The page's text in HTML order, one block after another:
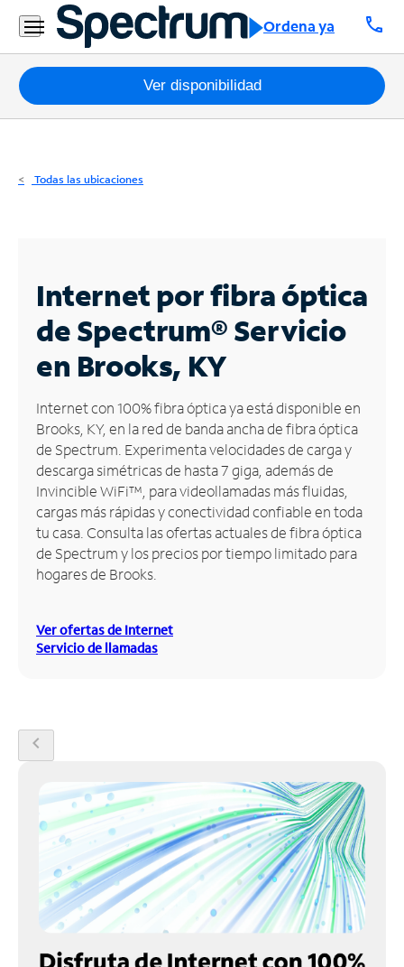
Ordena ya call
Residencial
Business
Paquetes
Internet
Business
Contáctanos
Inglés
Administrar
cuenta
Encuentra
una
tienda
Ver disponibilidad
Todas las ubicaciones
Internet por fibra óptica
de Spectrum®Servicio
en Brooks, KY
Internet con 100% fibra óptica ya está disponible en
Brooks, KY, en la red de banda ancha de fibra óptica
de Spectrum. Experimenta velocidades de carga y
descarga simétricas de hasta 7 giga, además de
Invincible WiFi™, para videollamadas más fluidas,
cargas más rápidas y conectividad confiable en toda
tu casa. Consulta las ofertas actuales de fibra óptica
de Spectrum y los precios por tiempo limitado para
hogares de Brooks.
Ver ofertas de Internet
Servicio de llamadas
chevron_left